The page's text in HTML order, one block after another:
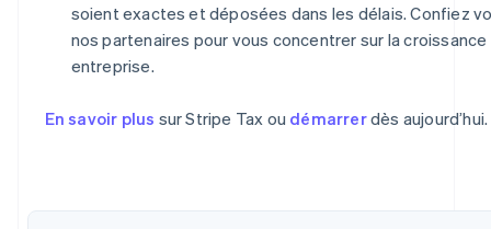
soient exactes et déposées dans les délais. Confiez
nos partenaires pour vous concentrer sur la
entreprise.
En savoir plus sur Stripe Tax ou démarrerdès aujourd’hui.